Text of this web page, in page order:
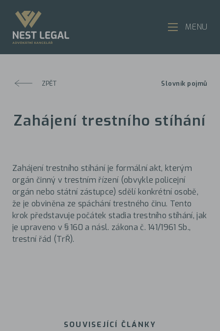
ZPĚT Slovník pojmů
Zahájení trestního stíhání
Zahájení trestního stíhání je formální akt, kterým
orgán činný v trestním řízení (obvykle policejní
orgán nebo státní zástupce) sdělí konkrétní osobě,
že je obviněna ze spáchání trestného činu. Tento
krok představuje počátek stadia trestního stíhání, jak
je upraveno v § 160 a násl. zákona č. 141/1961 Sb.,
trestní řád (TrŘ).
SOUVISEJÍCÍ ČLÁNKY
MENU